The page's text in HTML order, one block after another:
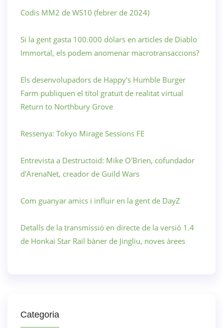
Codis MM2 de WS10 (febrer de 2024)
Si la gent gasta 100.000 dòlars en articles de Diablo
Immortal, els podem anomenar macrotransaccions?
Els desenvolupadors de Happy's Humble Burger
Farm publiquen el títol gratuït de realitat virtual
Return to Northbury Grove
Ressenya: Tokyo Mirage Sessions FE
Entrevista a Destructoid: Mike O'Brien, cofundador
d'ArenaNet, creador de Guild Wars
Com guanyar amics i influir en la gent de DayZ
Detalls de la transmissió en directe de la versió 1.4
de Honkai Star Rail bàner de Jingliu, noves àrees
Categoria